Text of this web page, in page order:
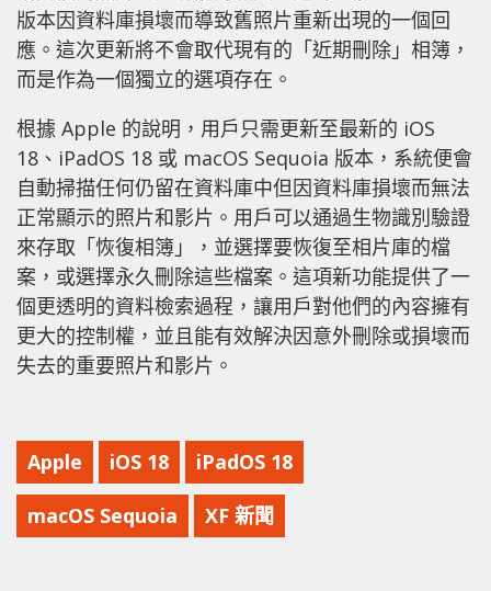
版本因資料庫損壞而導致舊照片重新出現的一個回
應。這次更新將不會取代現有的「近期刪除」相簿，
而是作為一個獨立的選項存在。
根據 Apple 的說明，用戶只需更新至最新的 iOS
18、iPadOS 18 或 macOS Sequoia 版本，系統便會
自動掃描任何仍留在資料庫中但因資料庫損壞而無法
正常顯示的照片和影片。用戶可以通過生物識別驗證
來存取「恢復相簿」，並選擇要恢復至相片庫的檔
案，或選擇永久刪除這些檔案。這項新功能提供了一
個更透明的資料檢索過程，讓用戶對他們的內容擁有
更大的控制權，並且能有效解決因意外刪除或損壞而
失去的重要照片和影片。
Apple iOS 18 iPadOS 18
macOS Sequoia XF 新聞